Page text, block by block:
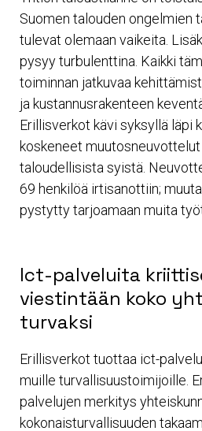
Suomen talouden ongelmien
tulevat olemaan vaikeita.
pysyy turbulenttina. Kaikki
toiminnan jatkuvaa
ja kustannusrakenteen
Erillisverkot kävi syksyllä läpi
koskeneet
taloudellisista syistä.
69 henkilöä irtisanottiin;
pystytty tarjoamaan muita
Ict-palveluita
viestintään koko
turvaksi
Erillisverkot tuottaa ict-
muille turvallisuustoimijoille.
palvelujen merkitys
kokonaisturvallisuuden